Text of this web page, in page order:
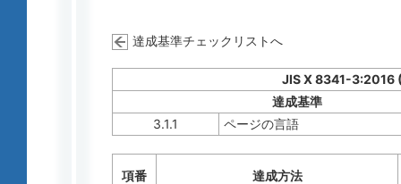
達成基準チェックリストへ
JIS X 8341-3:2016
達成基準
3.1.1
ページの言語
項番 達成方法